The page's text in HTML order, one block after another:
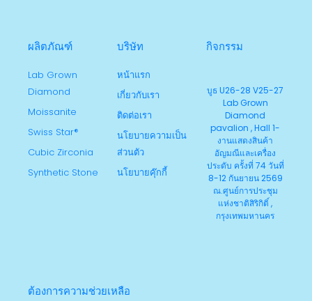
ผลิตภัณฑ์
Lab Grown
Diamond
Moissanite
Swiss Star®
Cubic Zirconia
Synthetic Stone
บริษัท
หน้าแรก
เกี่ยวกับเรา
ติดต่อเรา
นโยบายความเป็น
ส่วนตัว
นโยบายคุ๊กกี้
กิจกรรม
บูธ U26-28 V25-27
Lab Grown
Diamond
pavalion , Hall 1-
งานแสดงสินค้า
อัญมณีและเครื่อง
ประดับ ครั้งที่ 74 วันที่
8-12 กันยายน 2569
ณ.ศูนย์การประชุม
แห่งชาติสิริกิติ์ ,
กรุงเทพมหานคร
ต้องการความช่วยเหลือ